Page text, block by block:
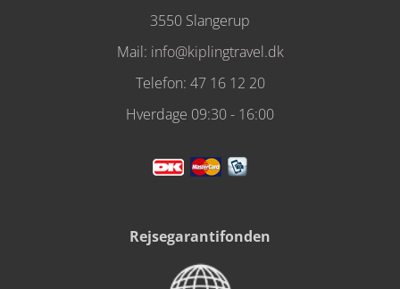
3550 Slangerup
Mail: info@kiplingtravel.dk
Telefon: 47 16 12 20
Hverdage 09:30 - 16:00
Rejsegarantifonden